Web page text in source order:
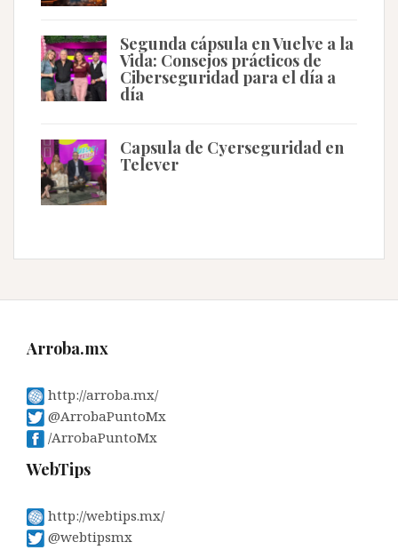
Segunda cápsula en Vuelve a la
Vida: Consejos prácticos de
Ciberseguridad para el día a
día
Capsula de Cyerseguridad en
Telever
Arroba.mx
http://arroba.mx/
@ArrobaPuntoMx
/ArrobaPuntoMx
WebTips
http://webtips.mx/
@webtipsmx